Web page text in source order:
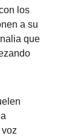
los
a su
que